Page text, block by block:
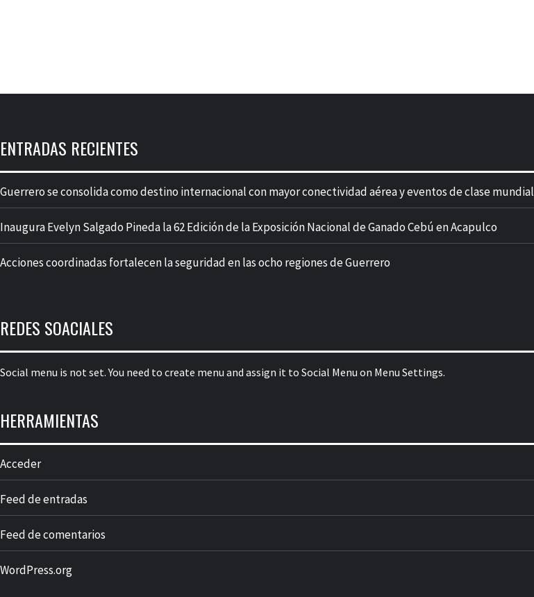
ENTRADAS RECIENTES
Guerrero se consolida como destino internacional con mayor conectividad aérea y eventos de clase mundial
Inaugura Evelyn Salgado Pineda la 62 Edición de la Exposición Nacional de Ganado Cebú en Acapulco
Acciones coordinadas fortalecen la seguridad en las ocho regiones de Guerrero
REDES SOACIALES
Social menu is not set. You need to create menu and assign it to Social Menu on Menu Settings.
HERRAMIENTAS
Acceder
Feed de entradas
Feed de comentarios
WordPress.org